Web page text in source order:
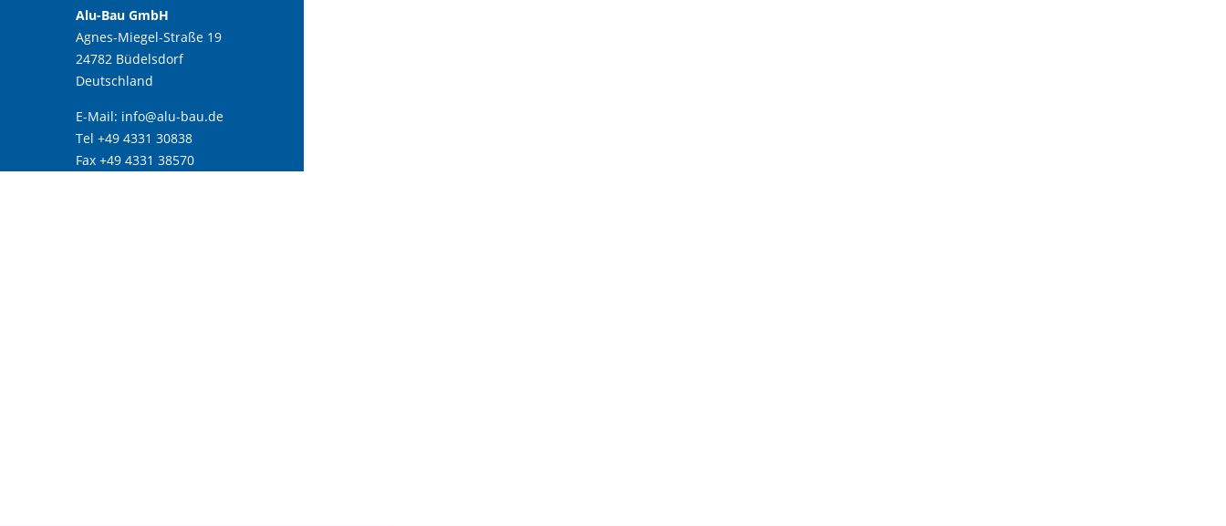
Alu-Bau GmbH
Agnes-Miegel-Straße 19
24782 Büdelsdorf
Deutschland
E-Mail: info@alu-bau.de
Tel +49 4331 30838
Fax +49 4331 38570